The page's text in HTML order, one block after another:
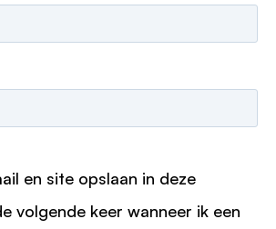
en site opslaan in deze
volgende keer wanneer ik een